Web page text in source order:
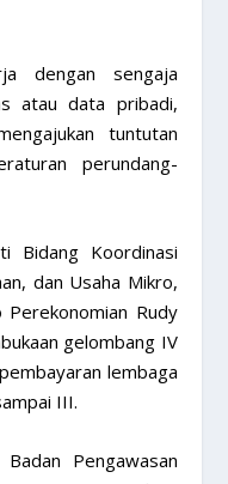
dengan sengaja
atau data pribadi,
tuntutan
perundang-
Bidang Koordinasi
dan Usaha Mikro,
Perekonomian Rudy
gelombang IV
lembaga
III.
Pengawasan